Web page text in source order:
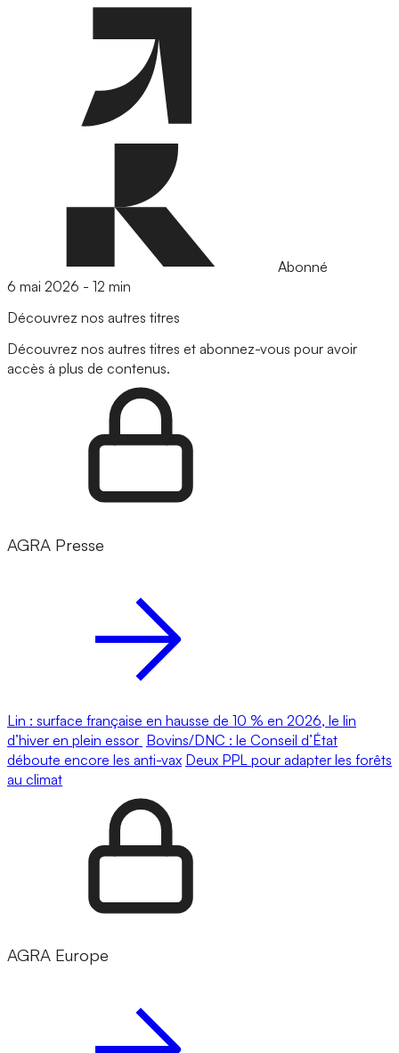
Abonné
6 mai 2026 - 12 min
Découvrez nos autres titres
Découvrez nos autres titres et abonnez-vous pour avoir
accès à plus de contenus.
AGRA Presse
Lin : surface française en hausse de 10 % en 2026, le lin
d’hiver en plein essor Bovins/DNC : le Conseil d’État
déboute encore les anti-vax Deux PPL pour adapter les forêts
au climat
AGRA Europe